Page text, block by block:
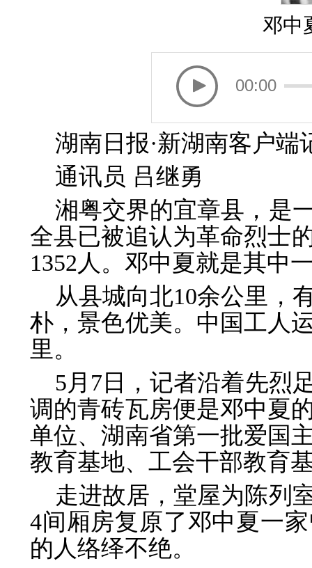
邓中
00:00
湖南日报·新湖南客户端
通讯员 吕继勇
湘粤交界的宜章县，是
全县已被追认为革命烈士
1352人。邓中夏就是其中
从县城向北10余公里，
朴，景色优美。中国工人
里。
5月7日，记者沿着先烈
调的青砖瓦房便是邓中夏
单位、湖南省第一批爱国
教育基地、工会干部教育
走进故居，堂屋为陈列
4间厢房复原了邓中夏一
的人络绎不绝。